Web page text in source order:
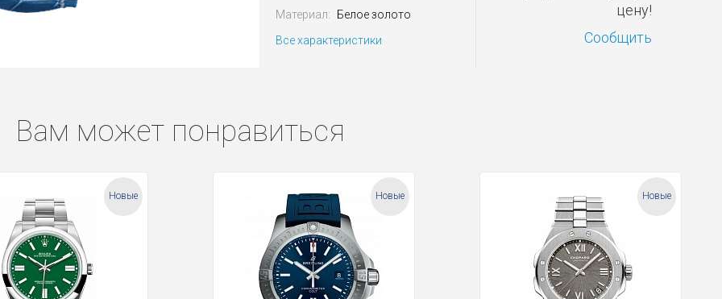
Материал:
Белое золото
Все характеристики
цену!
Сообщить
Вам может понравиться
Новые Новые Новые